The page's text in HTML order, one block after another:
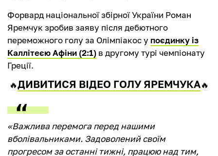
Форвард національної збірної України Роман
Яремчук зробив заяву після дебютного
переможного голу за Олімпіакос у поєдинку із
Каллітеєю Афіни (2:1) в другому турі чемпіонату
Греції.
🔥ДИВИТИСЯ ВІДЕО ГОЛУ ЯРЕМЧУКА🔥
«Важлива перемога перед нашими
вболівальниками. Задоволений своїм
прогресом за останні тижні, працюю над тим,